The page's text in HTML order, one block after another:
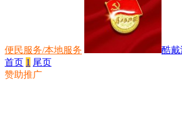
便民服务/本地服务 酷戴
首页 1 尾页
赞助推广